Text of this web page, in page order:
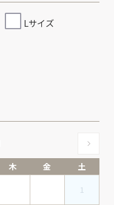
Lサイズ
木 金
土
1